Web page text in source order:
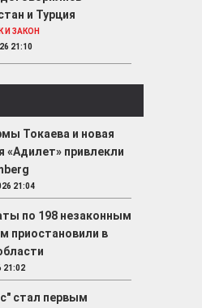
и Турция
И ЗАКОН
21:10
Токаева и новая
«Адилет» привлекли
21:04
по 198 незаконным
приостановили в
21:02
стал первым